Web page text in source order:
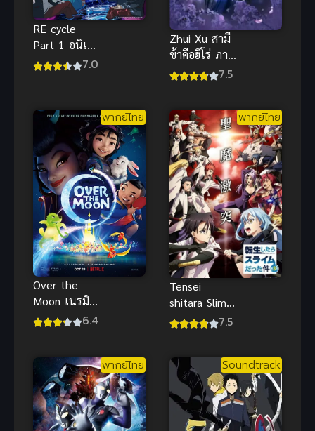
RE cycle
Part 1 อนิเมะ
รีไซเคิล ออฟ
เหนือชั้น
7.0
Zhui Xu สามี
ข้าคือฮีโร่ ภาค
1
7.5
พากย์ไทย
Over the
Moon เนรมิต
ฝันสู่จันทรา6.4
พากย์ไทย
Tensei
shitara Slime
Datta Ken 3
ซะแล้ว
7.5
พากย์ไทย Soundtrack